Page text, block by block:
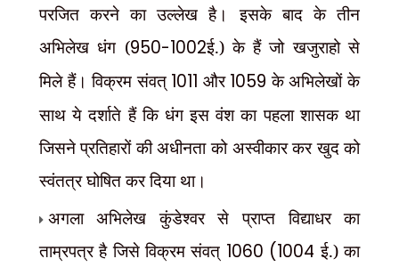
परजित करने का उल्लेख है। इसके बाद के तीन
अभिलेख धंग (950-1002ई.) के हैं जो खजुराहो से
मिले हैं। विक्रम संवत् 1011 और 1059 के अभिलेखों के
साथ ये दर्शाते हैं कि धंग इस वंश का पहला शासक था
जिसने प्रतिहारों की अधीनता को अस्वीकार कर खुद को
स्वंतत्र घोषित कर दिया था।
अगला अभिलेख कुंडेश्वर से प्राप्त विद्याधर का
ताम्रपत्र है जिसे विक्रम संवत् 1060 (1004 ई.) का